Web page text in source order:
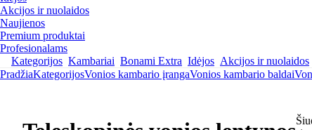
Akcijos ir nuolaidos
Naujienos
Premium produktai
Profesionalams
Kategorijos Kambariai Bonami Extra Idėjos Akcijos ir nuolaidos
PradžiaKategorijosVonios kambario įrangaVonios kambario baldai